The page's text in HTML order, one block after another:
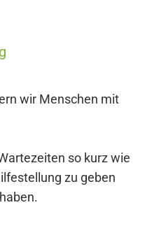
wir Menschen mit
so kurz wie
zu geben